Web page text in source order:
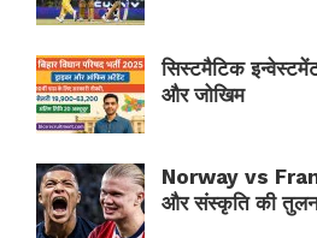
सिस्टमैटिक
और जोखिम
Norway vs
और संस्कृति की